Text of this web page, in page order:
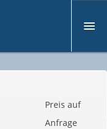
Preis auf
Anfrage